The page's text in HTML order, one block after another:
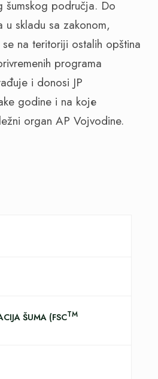
šumskog područja. Do
skladu sa zakonom,
na teritoriji ostalih opština
programa
i donosi JP
godine i na kojе
organ AP Vojvodine.
ŠUMA (FSCTM